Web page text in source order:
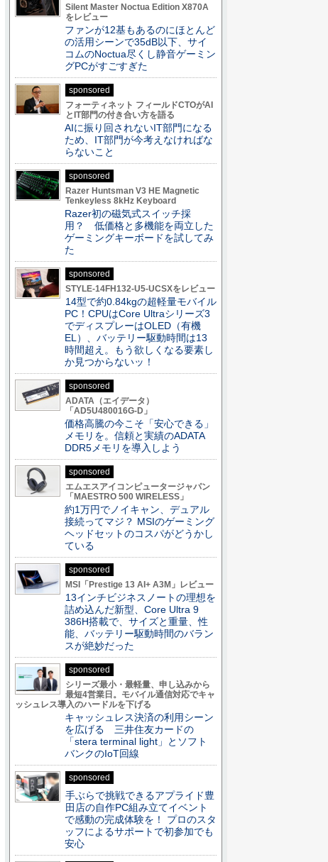
Silent Master Noctua Edition X870A
をレビュー
ファンが12基もあるのにほとんど
の活用シーンで35dB以下、サイ
コムのNoctua尽くし静音ゲーミン
グPCがすごすぎた
sponsored
フォーティネット フィールドCTOがAI
とIT部門の付き合い方を語る
AIに振り回されないIT部門になる
ため、IT部門が今考えなければな
らないこと
sponsored
Razer Huntsman V3 HE Magnetic
Tenkeyless 8kHz Keyboard
Razer初の磁気式スイッチ採
用？ 低価格と多機能を両立した
ゲーミングキーボードを試してみ
た
sponsored
STYLE-14FH132-U5-UCSXをレビュー
14型で約0.84kgの超軽量モバイル
PC！CPUはCore Ultraシリーズ3
でディスプレーはOLED（有機
EL）、バッテリー駆動時間は13
時間超え。もう欲しくなる要素し
か見つからないッ！
sponsored
ADATA（エイデータ）
「AD5U480016G-D」
価格高騰の今こそ「安心できる」
メモリを。信頼と実績のADATA
DDR5メモリを導入しよう
sponsored
エムエスアイコンピュータージャパン
「MAESTRO 500 WIRELESS」
約1万円でノイキャン、デュアル
接続ってマジ？ MSIのゲーミング
ヘッドセットのコスパがどうかし
ている
sponsored
MSI「Prestige 13 AI+ A3M」レビュー
13インチビジネスノートの理想を
詰め込んだ新型、Core Ultra 9
386H搭載で、サイズと重量、性
能、バッテリー駆動時間のバラン
スが絶妙だった
sponsored
シリーズ最小・最軽量、申し込みから
最短4営業日。モバイル通信対応でキャ
ッシュレス導入のハードルを下げる
キャッシュレス決済の利用シーン
を広げる 三井住友カードの
「stera terminal light」とソフト
バンクのIoT回線
sponsored
手ぶらで挑戦できるアプライド豊
田店の自作PC組み立てイベント
で感動の完成体験を！ プロのスタ
ッフによるサポートで初参加でも
安心